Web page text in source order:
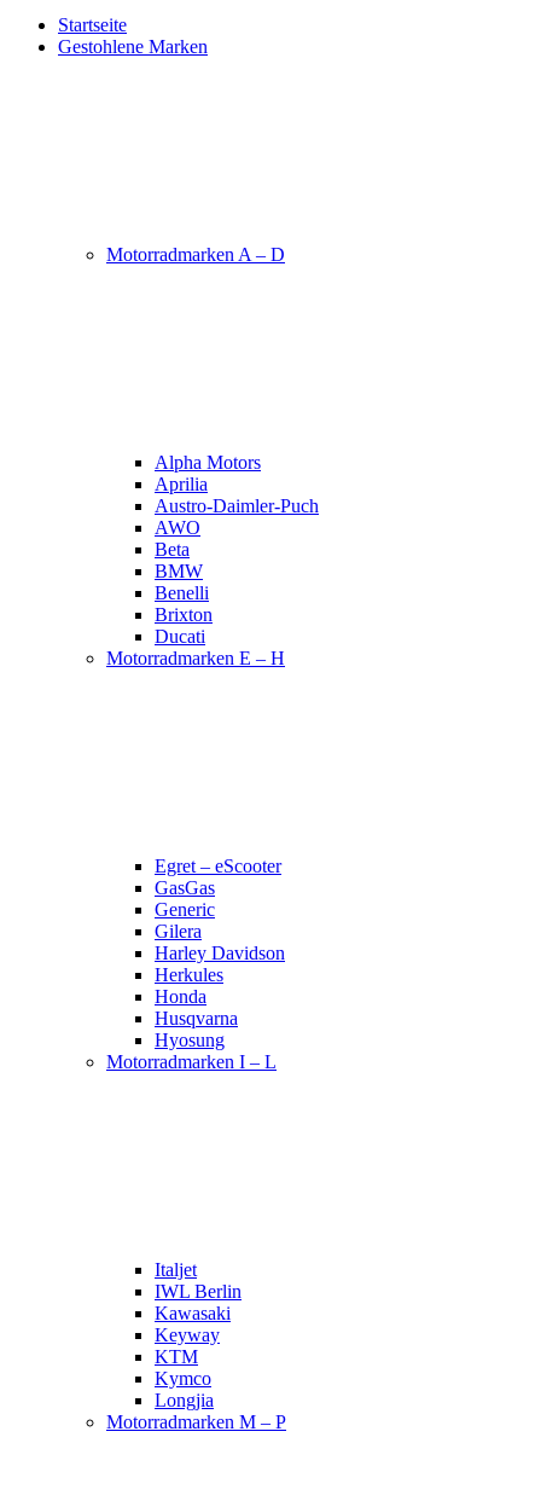
Startseite
Gestohlene Marken
Motorradmarken A – D
Alpha Motors
Aprilia
Austro-Daimler-Puch
AWO
Beta
BMW
Benelli
Brixton
Ducati
Motorradmarken E – H
Egret – eScooter
GasGas
Generic
Gilera
Harley Davidson
Herkules
Honda
Husqvarna
Hyosung
Motorradmarken I – L
Italjet
IWL Berlin
Kawasaki
Keyway
KTM
Kymco
Longjia
Motorradmarken M – P